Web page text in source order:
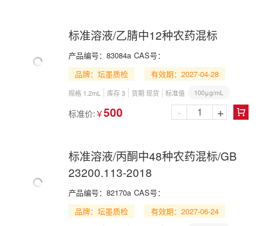
标准溶液/乙腈中12种农药混标
产品编号： 83084a CAS号：
品牌：坛墨质检
有效期：2027-04-28
规格 1.2mL 库存 3 货期 现货 标准值 100μg/mL
标准价: ￥500 
- +
标准溶液/丙酮中48种农药混标/GB
23200.113-2018
产品编号： 82170a CAS号：
品牌：坛墨质检
有效期：2027-06-24